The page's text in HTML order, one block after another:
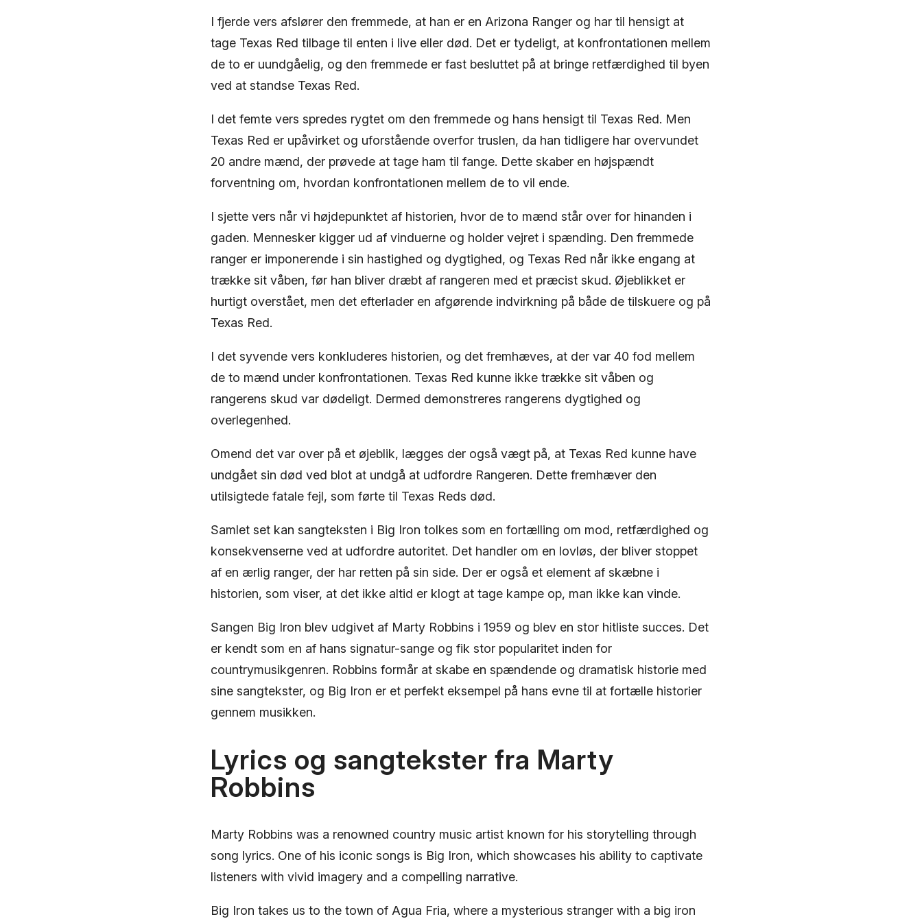
I fjerde vers afslører den fremmede, at han er en Arizona Ranger og har til hensigt at
tage Texas Red tilbage til enten i live eller død. Det er tydeligt, at konfrontationen mellem
de to er uundgåelig, og den fremmede er fast besluttet på at bringe retfærdighed til byen
ved at standse Texas Red.
I det femte vers spredes rygtet om den fremmede og hans hensigt til Texas Red. Men
Texas Red er upåvirket og uforstående overfor truslen, da han tidligere har overvundet
20 andre mænd, der prøvede at tage ham til fange. Dette skaber en højspændt
forventning om, hvordan konfrontationen mellem de to vil ende.
I sjette vers når vi højdepunktet af historien, hvor de to mænd står over for hinanden i
gaden. Mennesker kigger ud af vinduerne og holder vejret i spænding. Den fremmede
ranger er imponerende i sin hastighed og dygtighed, og Texas Red når ikke engang at
trække sit våben, før han bliver dræbt af rangeren med et præcist skud. Øjeblikket er
hurtigt overstået, men det efterlader en afgørende indvirkning på både de tilskuere og på
Texas Red.
I det syvende vers konkluderes historien, og det fremhæves, at der var 40 fod mellem
de to mænd under konfrontationen. Texas Red kunne ikke trække sit våben og
rangerens skud var dødeligt. Dermed demonstreres rangerens dygtighed og
overlegenhed.
Omend det var over på et øjeblik, lægges der også vægt på, at Texas Red kunne have
undgået sin død ved blot at undgå at udfordre Rangeren. Dette fremhæver den
utilsigtede fatale fejl, som førte til Texas Reds død.
Samlet set kan sangteksten i Big Iron tolkes som en fortælling om mod, retfærdighed og
konsekvenserne ved at udfordre autoritet. Det handler om en lovløs, der bliver stoppet
af en ærlig ranger, der har retten på sin side. Der er også et element af skæbne i
historien, som viser, at det ikke altid er klogt at tage kampe op, man ikke kan vinde.
Sangen Big Iron blev udgivet af Marty Robbins i 1959 og blev en stor hitliste succes. Det
er kendt som en af hans signatur-sange og fik stor popularitet inden for
countrymusikgenren. Robbins formår at skabe en spændende og dramatisk historie med
sine sangtekster, og Big Iron er et perfekt eksempel på hans evne til at fortælle historier
gennem musikken.
Lyrics og sangtekster fra Marty
Robbins
Marty Robbins was a renowned country music artist known for his storytelling through
song lyrics. One of his iconic songs is Big Iron, which showcases his ability to captivate
listeners with vivid imagery and a compelling narrative.
Big Iron takes us to the town of Agua Fria, where a mysterious stranger with a big iron